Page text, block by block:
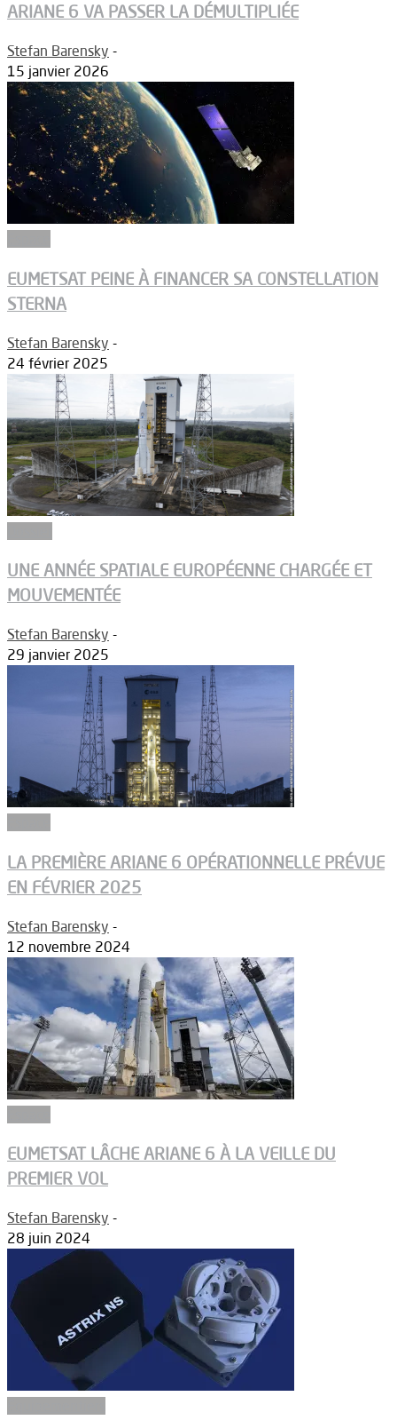
ARIANE 6 VA PASSER LA DÉMULTIPLIÉE
Stefan Barensky -
15 janvier 2026
EUMETSAT PEINE À FINANCER SA CONSTELLATION
STERNA
Stefan Barensky -
24 février 2025
UNE ANNÉE SPATIALE EUROPÉENNE CHARGÉE ET
MOUVEMENTÉE
Stefan Barensky -
29 janvier 2025
LA PREMIÈRE ARIANE 6 OPÉRATIONNELLE PRÉVUE
EN FÉVRIER 2025
Stefan Barensky -
12 novembre 2024
EUMETSAT LÂCHE ARIANE 6 À LA VEILLE DU
PREMIER VOL
Stefan Barensky -
28 juin 2024